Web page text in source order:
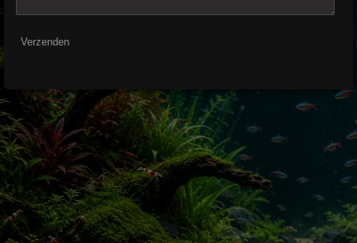
Verzenden